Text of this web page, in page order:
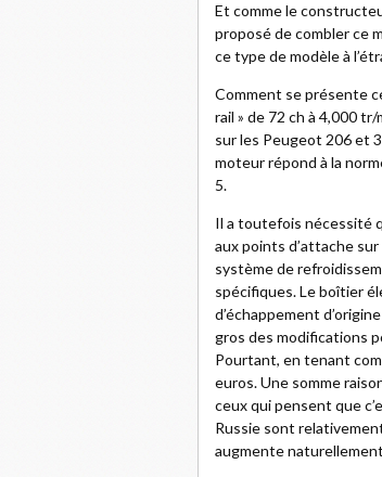
Et comme le
proposé de combler ce
ce type de modèle à
Comment se présente
rail » de 72 ch à 4,000
sur les Peugeot 206 et
moteur répond à la
5.
Il a toutefois nécessité
aux points d’attache
système de
spécifiques. Le boîtier
d’échappement
gros des modifications
Pourtant, en tenant
euros. Une somme
ceux qui pensent que
Russie sont
augmente